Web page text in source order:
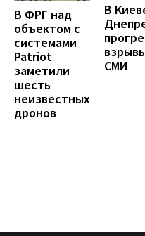
В ФРГ над
объектом с
системами
Patriot
заметили
шесть
неизвестных
дронов
В
СМИ